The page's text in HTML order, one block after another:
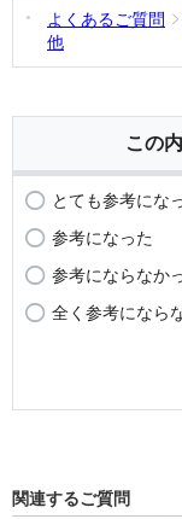
よくあるご質問
他
この
とても参考にな
参考になった
参考にならなか
全く参考になら
関連するご質問